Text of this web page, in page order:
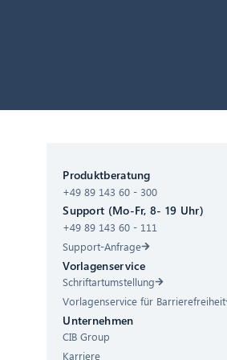
Produktberatung
+49 89 143 60 - 300
Support (Mo-Fr, 8- 19 Uhr)
+49 89 143 60 - 111
Support-Anfrage
Vorlagenservice
Schriftartumstellung
Vorlagenservice für Barrierefreiheit
Unternehmen
CIB Group
Karriere
Hallo! Was kann ich für Sie tun?